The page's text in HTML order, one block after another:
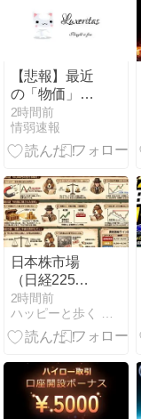
ら全く問題な
【悲報】最近
の「物価」、
上がりすぎて
何も買えなく
なるｗｗｗｗ
2時間前
情弱速報
日本株市場
（日経225）
建玉・需給分
析ブリーフィ
ングレポート
2時間前
ハッピーと歩く 株と先物・オプションの道